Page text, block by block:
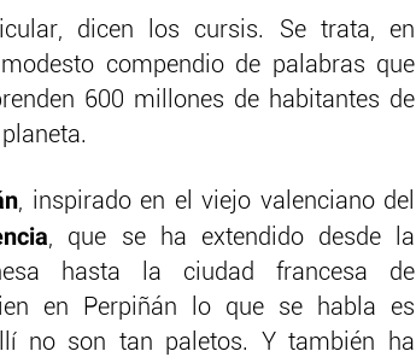
dicen los cursis. Se trata, en
compendio de palabras que
600 millones de habitantes de
, inspirado en el viejo valenciano del
, que se ha extendido desde la
hasta la ciudad francesa de
en Perpiñán lo que se habla es
no son tan paletos. Y también ha